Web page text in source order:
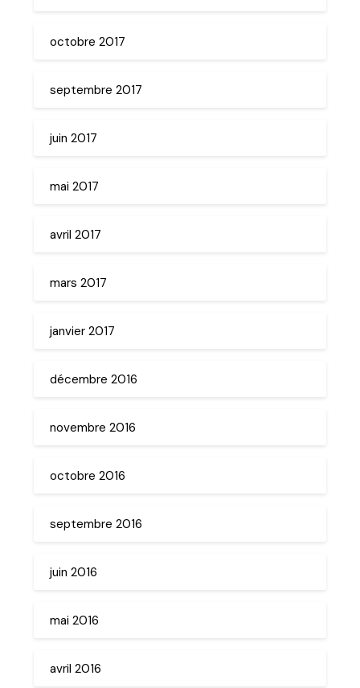
octobre 2017
septembre 2017
juin 2017
mai 2017
avril 2017
mars 2017
janvier 2017
décembre 2016
novembre 2016
octobre 2016
septembre 2016
juin 2016
mai 2016
avril 2016